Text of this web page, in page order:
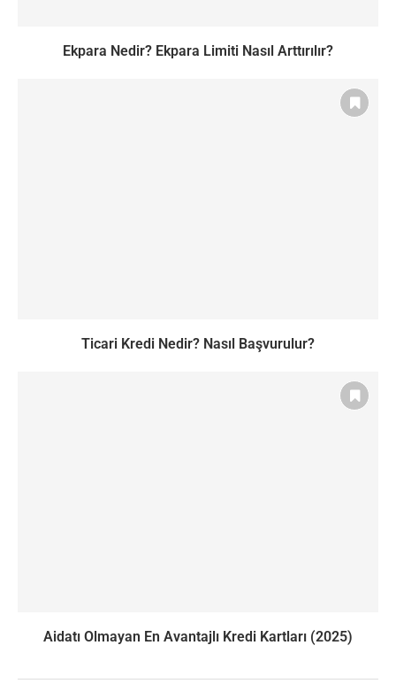
Ekpara Nedir? Ekpara Limiti Nasıl Arttırılır?
Ticari Kredi Nedir? Nasıl Başvurulur?
Aidatı Olmayan En Avantajlı Kredi Kartları (2025)